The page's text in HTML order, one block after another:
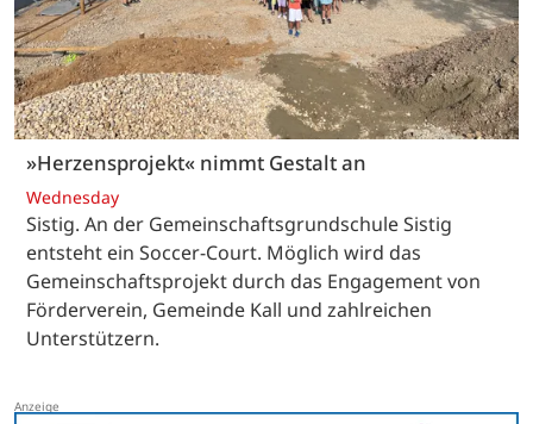
»Herzensprojekt« nimmt Gestalt an
Wednesday
Sistig. An der Gemeinschaftsgrundschule Sistig
entsteht ein Soccer-Court. Möglich wird das
Gemeinschaftsprojekt durch das Engagement von
Förderverein, Gemeinde Kall und zahlreichen
Unterstützern.